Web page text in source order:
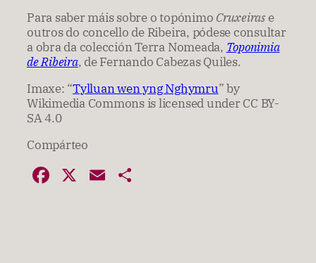
Para saber máis sobre o topónimo Cruxeirase
outros do concello de Ribeira, pódese consultar
a obra da colección Terra Nomeada, Toponimia
de Ribeira, de Fernando Cabezas Quiles.
Imaxe: “Tylluan wen yng Nghymru” by
Wikimedia Commons is licensed under CC BY-
SA 4.0
Compárteo
Facebook
X Email